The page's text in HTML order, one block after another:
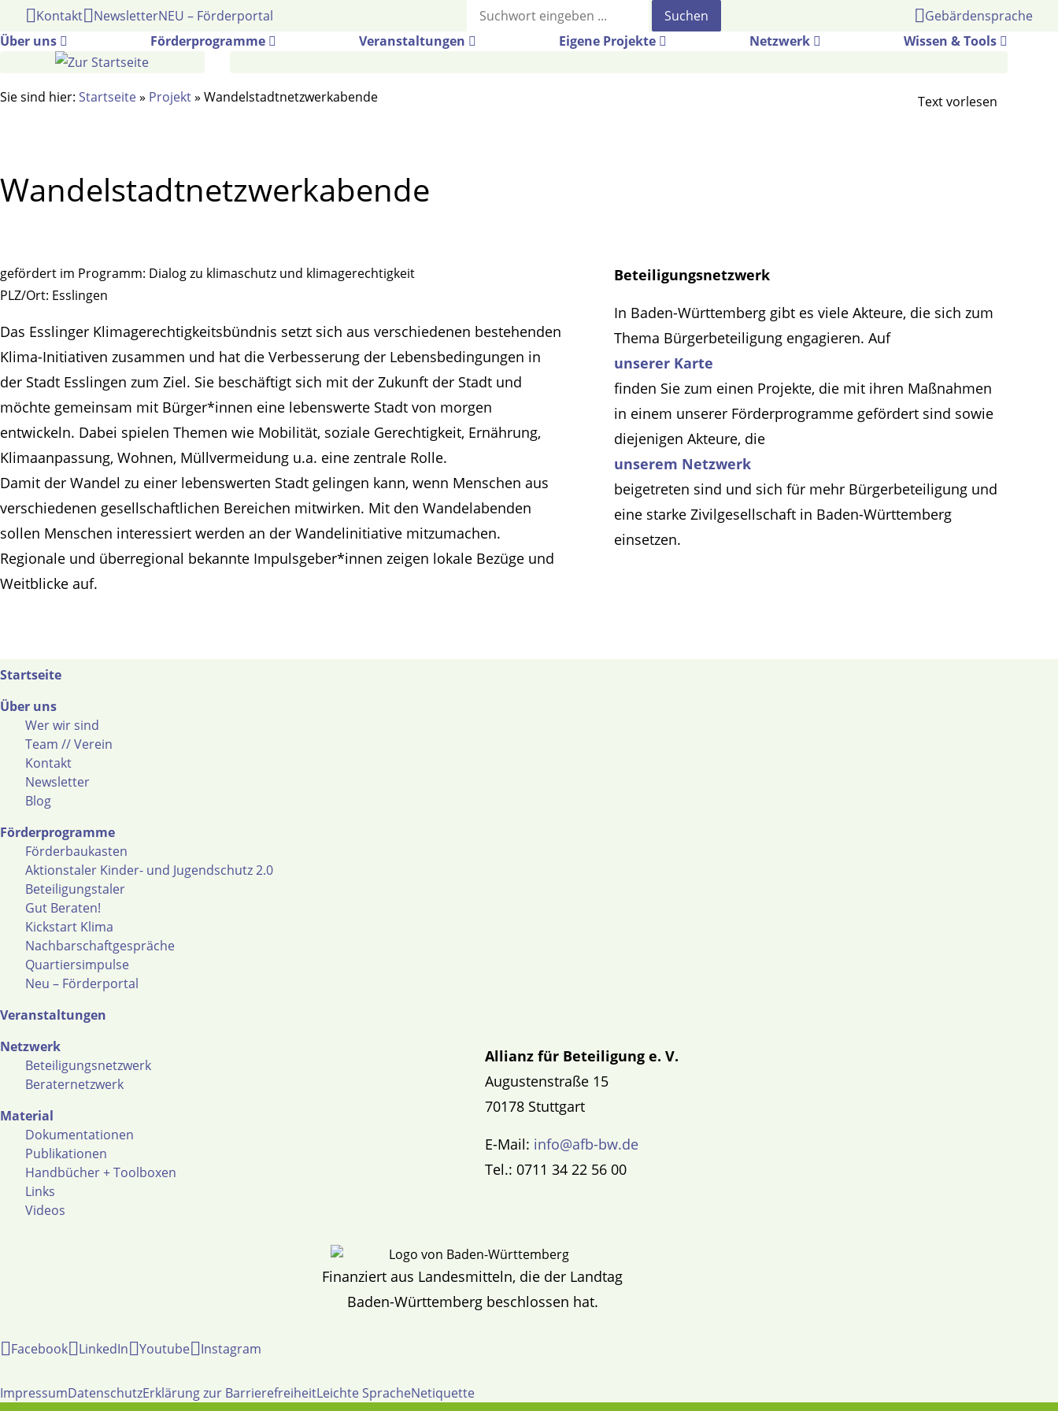
Gehe
Inhalt
Kontakt NewsletterNEU – Förderportal Suche
Gebärdensprache
Über uns
Förderprogramme Veranstaltungen Eigene Projekte Netzwerk Wissen & Tools
Sie sind hier: Startseite» Projekt» Wandelstadtnetzwerkabende
Wandelstadtnetzwerkabende
gefördert im Programm: Dialog zu klimaschutz und klimagerechtigkeit
PLZ/Ort: Esslingen
Das Esslinger Klimagerechtigkeitsbündnis setzt sich aus verschiedenen bestehenden
Klima-Initiativen zusammen und hat die Verbesserung der Lebensbedingungen in
der Stadt Esslingen zum Ziel. Sie beschäftigt sich mit der Zukunft der Stadt und
möchte gemeinsam mit Bürger*innen eine lebenswerte Stadt von morgen
entwickeln. Dabei spielen Themen wie Mobilität, soziale Gerechtigkeit, Ernährung,
Klimaanpassung, Wohnen, Müllvermeidung u.a. eine zentrale Rolle.
Damit der Wandel zu einer lebenswerten Stadt gelingen kann, wenn Menschen aus
verschiedenen gesellschaftlichen Bereichen mitwirken. Mit den Wandelabenden
sollen Menschen interessiert werden an der Wandelinitiative mitzumachen.
Regionale und überregional bekannte Impulsgeber*innen zeigen lokale Bezüge und
Weitblicke auf.
Beteiligungsnetzwerk
In Baden-Württemberg gibt es viele Akteure, die sich zum
Thema Bürgerbeteiligung engagieren. Auf
unserer Karte
finden Sie zum einen Projekte, die mit ihren Maßnahmen
in einem unserer Förderprogramme gefördert sind sowie
diejenigen Akteure, die
unserem Netzwerk
beigetreten sind und sich für mehr Bürgerbeteiligung und
eine starke Zivilgesellschaft in Baden-Württemberg
einsetzen.
Startseite
Über uns
Wer wir sind
Team // Verein
Kontakt
Newsletter
Blog
Förderprogramme
Förderbaukasten
Aktionstaler Kinder- und Jugendschutz 2.0
Beteiligungstaler
Gut Beraten!
Kickstart Klima
Nachbarschaftgespräche
Quartiersimpulse
Neu – Förderportal
Veranstaltungen
Netzwerk
Beteiligungsnetzwerk
Beraternetzwerk
Material
Dokumentationen
Publikationen
Handbücher + Toolboxen
Links
Videos
Allianz für Beteiligung e. V.
Augustenstraße 15
70178 Stuttgart
E-Mail: info@afb-bw.de
Tel.: 0711 34 22 56 00
Finanziert aus Landesmitteln, die der Landtag
Baden-Württemberg beschlossen hat.
Facebook LinkedIn Youtube Instagram
ImpressumDatenschutzErklärung zur BarrierefreiheitLeichte SpracheNetiquette